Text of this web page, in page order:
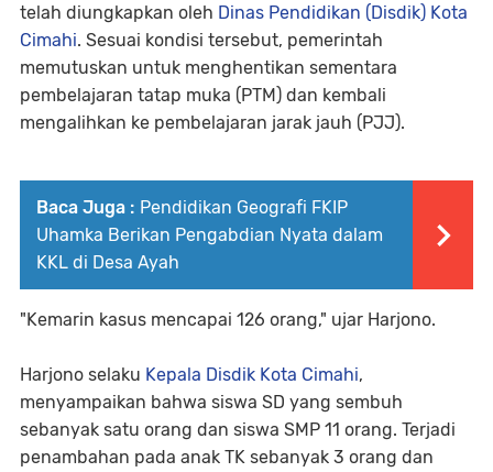
telah diungkapkan oleh Dinas Pendidikan (Disdik) Kota
Cimahi. Sesuai kondisi tersebut, pemerintah
memutuskan untuk menghentikan sementara
pembelajaran tatap muka (PTM) dan kembali
mengalihkan ke pembelajaran jarak jauh (PJJ).
Baca Juga : Pendidikan Geografi FKIP
Uhamka Berikan Pengabdian Nyata dalam
KKL di Desa Ayah
"Kemarin kasus mencapai 126 orang," ujar Harjono.
Harjono selaku Kepala Disdik Kota Cimahi,
menyampaikan bahwa siswa SD yang sembuh
sebanyak satu orang dan siswa SMP 11 orang. Terjadi
penambahan pada anak TK sebanyak 3 orang dan